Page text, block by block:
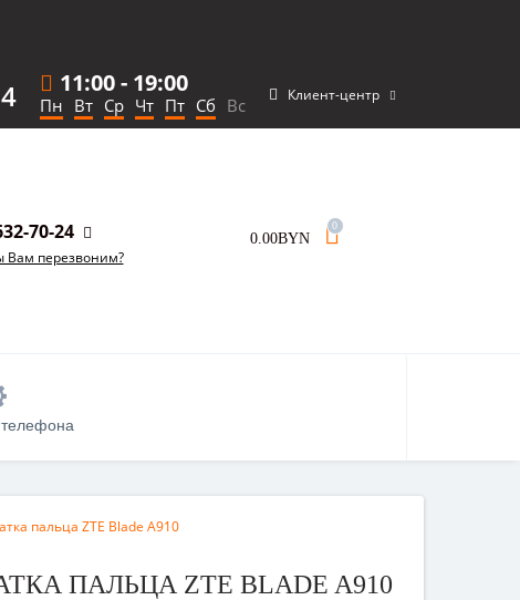
11:00- 19:00
Пн Вт Ср Чт Пт Сб Вс Клиент-центр
70-24
Вам перезвоним?
0.00BYN
0
пальца ZTE Blade A910
ПАЛЬЦА ZTE BLADE A910